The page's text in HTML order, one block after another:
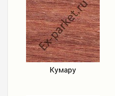
Кумару